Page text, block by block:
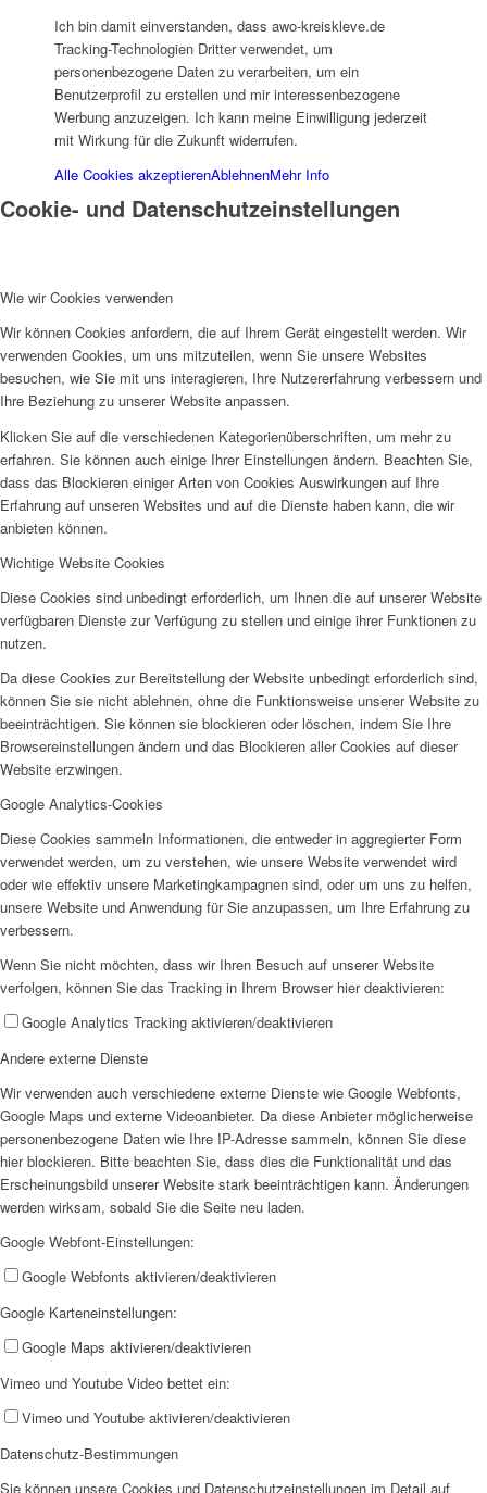
Frauenhaus
Kinder und Jugend
Ambulante Hilfen zur Erziehung
UFH
Erziehungsbeistand
AHOI II
Ich bin damit einverstanden, dass awo-kreiskleve.de
Tracking-Technologien Dritter verwendet, um
personenbezogene Daten zu verarbeiten, um ein
Benutzerprofil zu erstellen und mir interessenbezogene
Werbung anzuzeigen. Ich kann meine Einwilligung jederzeit
mit Wirkung für die Zukunft widerrufen.
Alle Cookies akzeptierenAblehnenMehr Info
Cookie- und Datenschutzeinstellungen
Wie wir Cookies verwenden
Wir können Cookies anfordern, die auf Ihrem Gerät eingestellt werden. Wir
verwenden Cookies, um uns mitzuteilen, wenn Sie unsere Websites
besuchen, wie Sie mit uns interagieren, Ihre Nutzererfahrung verbessern und
Ihre Beziehung zu unserer Website anpassen.
Klicken Sie auf die verschiedenen Kategorienüberschriften, um mehr zu
erfahren. Sie können auch einige Ihrer Einstellungen ändern. Beachten Sie,
dass das Blockieren einiger Arten von Cookies Auswirkungen auf Ihre
Erfahrung auf unseren Websites und auf die Dienste haben kann, die wir
anbieten können.
Wichtige Website Cookies
Diese Cookies sind unbedingt erforderlich, um Ihnen die auf unserer Website
verfügbaren Dienste zur Verfügung zu stellen und einige ihrer Funktionen zu
nutzen.
Da diese Cookies zur Bereitstellung der Website unbedingt erforderlich sind,
können Sie sie nicht ablehnen, ohne die Funktionsweise unserer Website zu
beeinträchtigen. Sie können sie blockieren oder löschen, indem Sie Ihre
Browsereinstellungen ändern und das Blockieren aller Cookies auf dieser
Website erzwingen.
Google Analytics-Cookies
Diese Cookies sammeln Informationen, die entweder in aggregierter Form
verwendet werden, um zu verstehen, wie unsere Website verwendet wird
oder wie effektiv unsere Marketingkampagnen sind, oder um uns zu helfen,
unsere Website und Anwendung für Sie anzupassen, um Ihre Erfahrung zu
verbessern.
Wenn Sie nicht möchten, dass wir Ihren Besuch auf unserer Website
verfolgen, können Sie das Tracking in Ihrem Browser hier deaktivieren:
Google Analytics Tracking aktivieren/deaktivieren
Andere externe Dienste
Wir verwenden auch verschiedene externe Dienste wie Google Webfonts,
Google Maps und externe Videoanbieter. Da diese Anbieter möglicherweise
personenbezogene Daten wie Ihre IP-Adresse sammeln, können Sie diese
hier blockieren. Bitte beachten Sie, dass dies die Funktionalität und das
Erscheinungsbild unserer Website stark beeinträchtigen kann. Änderungen
werden wirksam, sobald Sie die Seite neu laden.
Google Webfont-Einstellungen:
Google Webfonts aktivieren/deaktivieren
Google Karteneinstellungen:
Google Maps aktivieren/deaktivieren
Vimeo und Youtube Video bettet ein:
Vimeo und Youtube aktivieren/deaktivieren
Datenschutz-Bestimmungen
Sie können unsere Cookies und Datenschutzeinstellungen im Detail auf